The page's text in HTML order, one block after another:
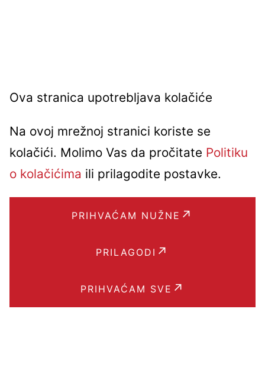
Ova stranica upotrebljava kolačiće
Na ovoj mrežnoj stranici koriste se
kolačići. Molimo Vas da pročitate Politiku
o kolačićima ili prilagodite postavke.
PRIHVAĆAM NUŽNE
PRILAGODI
PRIHVAĆAM SVE